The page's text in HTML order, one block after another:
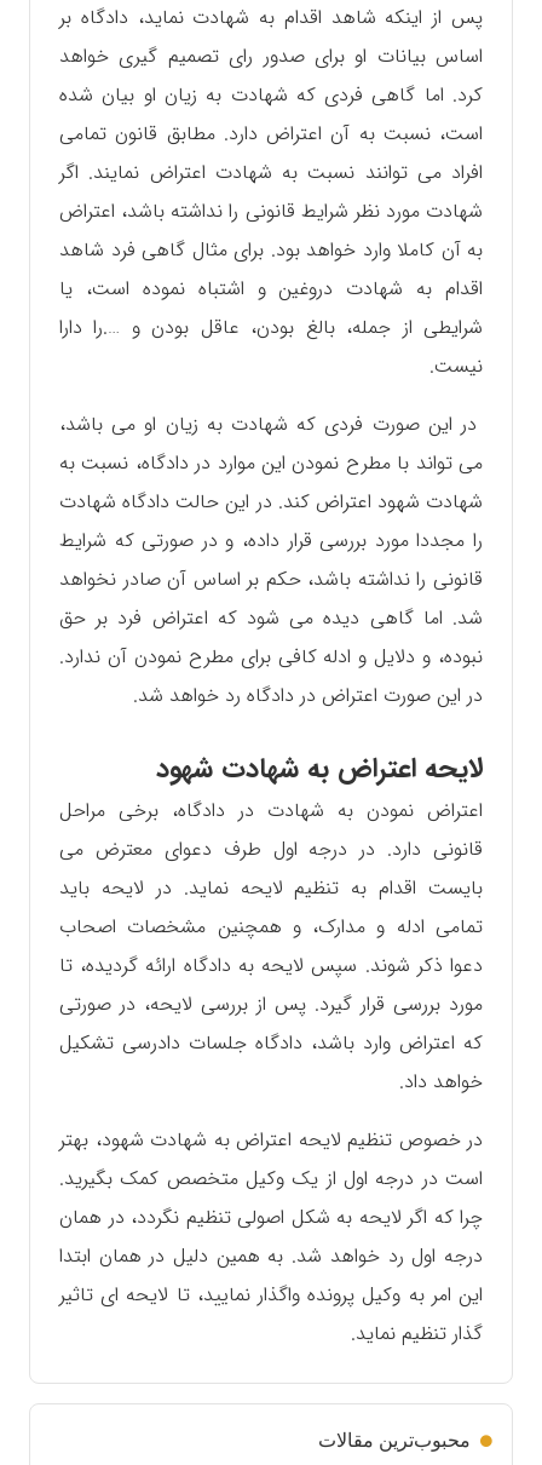
پس از اینکه شاهد اقدام به شهادت نماید، دادگاه بر
اساس بیانات او برای صدور رای تصمیم گیری خواهد
کرد. اما گاهی فردی که شهادت به زیان او بیان شده
است، نسبت به آن اعتراض دارد. مطابق قانون تمامی
افراد می توانند نسبت به شهادت اعتراض نمایند. اگر
شهادت مورد نظر شرایط قانونی را نداشته باشد، اعتراض
به آن کاملا وارد خواهد بود. برای مثال گاهی فرد شاهد
اقدام به شهادت دروغین و اشتباه نموده است، یا
شرایطی از جمله، بالغ بودن، عاقل بودن و ….را دارا
نیست.
در این صورت فردی که شهادت به زیان او می باشد،
می تواند با مطرح نمودن این موارد در دادگاه، نسبت به
شهادت شهود اعتراض کند‌. در این حالت دادگاه شهادت
را مجددا مورد بررسی قرار داده، و در صورتی که شرایط
قانونی را نداشته باشد، حکم بر اساس آن‌ صادر نخواهد
شد. اما گاهی دیده می شود که اعتراض فرد بر حق
نبوده، و دلایل و ادله کافی برای مطرح نمودن آن ندارد.‌
در این صورت اعتراض در دادگاه رد خواهد شد.
لایحه اعتراض به شهادت شهود
اعتراض نمودن به شهادت در دادگاه، برخی مراحل
قانونی دارد. در درجه اول طرف دعوای معترض می
بايست اقدام‌ به تنظیم لایحه نماید. در لایحه باید
تمامی ادله و مدارک، و همچنین مشخصات اصحاب
دعوا ذکر شوند. سپس لایحه به دادگاه ارائه گردیده، تا
مورد بررسی قرار گیرد. پس از بررسی لایحه، در صورتی
که اعتراض وارد باشد، دادگاه جلسات دادرسی تشکیل
خواهد داد.
در خصوص تنظیم لایحه اعتراض به شهادت شهود، بهتر
است در درجه اول از یک وکیل متخصص کمک‌ بگیرید.
چرا که اگر لایحه به شکل اصولی تنظیم نگردد، در همان
درجه اول رد خواهد شد. به همین دلیل در همان ابتدا
این امر به وکیل پرونده واگذار نمایید، تا لایحه ای تاثیر
گذار تنظیم نماید.
محبوب‌ترین مقالات